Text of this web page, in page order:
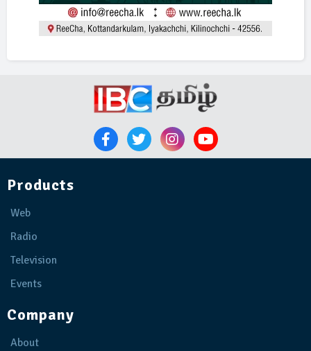
Products
Web
Radio
Television
Events
Company
About